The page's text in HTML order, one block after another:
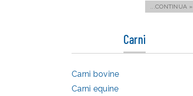
...CONTINUA »
Carni
Carni bovine
Carni equine